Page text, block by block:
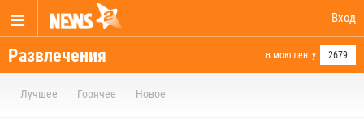
Вход
Развлечения в мою ленту 2679
Лучшее Горячее Новое